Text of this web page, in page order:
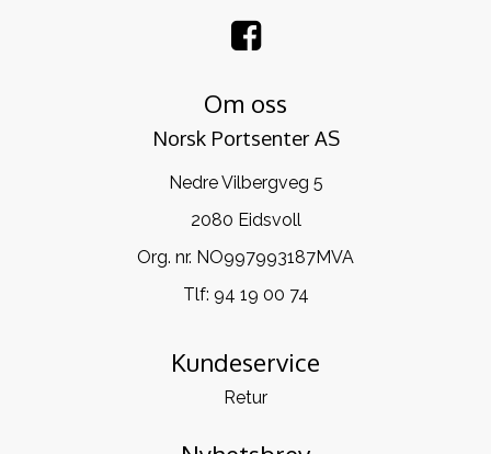
Om oss
Norsk Portsenter AS
Nedre Vilbergveg 5
2080 Eidsvoll
Org. nr. NO997993187MVA
Tlf: 94 19 00 74
Kundeservice
Retur